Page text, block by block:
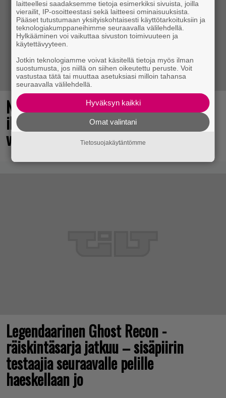
No johan pomppasi: 30 vuotta sitten
ilmestynyt klassikkoräiskintä sai
valtavasti lisää sisältöä
Legendaarinen Ghost Recon -
räiskintäsarja jatkuu – sisäpiirin
testaajia seuraavalle pelille
haeskellaan jo
laitteellesi saadaksemme tietoja esimerkiksi sivuista, joilla
vierailit, IP-osoitteestasi sekä laitteesi ominaisuuksista.
Pääset tutustumaan yksityiskohtaisesti käyttötarkoituksiin ja
teknologiakumppaneihimme seuraavalla välilehdellä.
Hylkääminen voi vaikuttaa sivuston toimivuuteen ja
käytettävyyteen.
Jotkin teknologiamme voivat käsitellä tietoja myös ilman
suostumusta, jos niillä on siihen oikeutettu peruste. Voit
vastustaa tätä tai muuttaa asetuksiasi milloin tahansa
seuraavalla välilehdellä.
Hyväksyn kaikki
Omat valintani
Tietosuojakäytäntömme